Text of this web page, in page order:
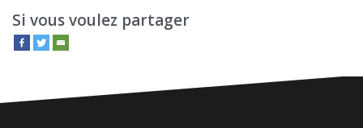
Si vous voulez partager